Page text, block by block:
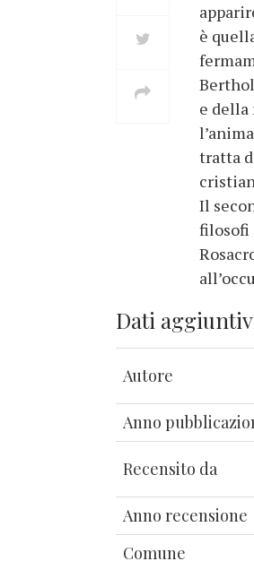
è
e della
tratta
Il
filosofi
Dati
Autore
Anno
Recensito da
Anno recensione
Comune